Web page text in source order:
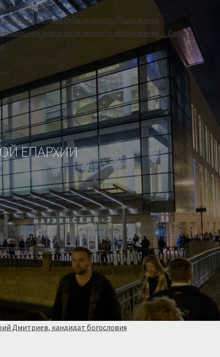
страница
курсы религиозного образования
курсы религиозного образования — Copy
ЕПАРХИИ
Дмитриев, кандидат богословия